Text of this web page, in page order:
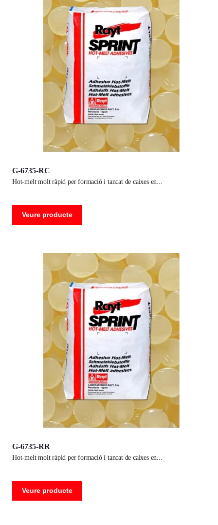
G-6735-RC
hot-melt molt ràpid per formació i tancat de caixes en
Veure producte
G-6735-RR
hot-melt molt ràpid per formació i tancat de caixes en
Veure producte